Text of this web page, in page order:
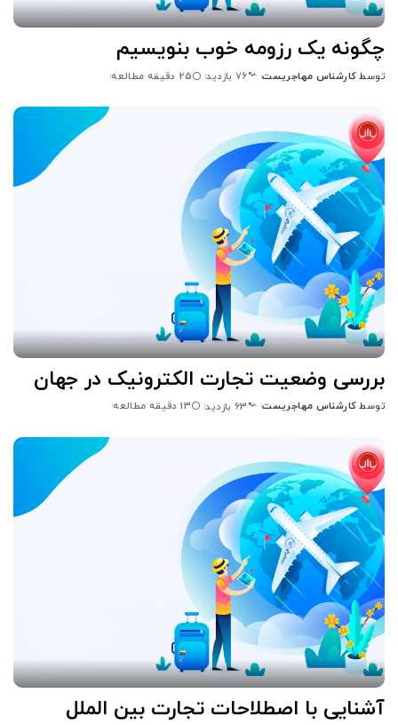
چگونه یک رزومه خوب بنویسیم
ارسال
توسط
توسط کارشناس مهاجریست 76 بازدید 25 دقیقه مطالعه
بررسی وضعیت تجارت الکترونیک در جهان
ارسال
توسط
توسط کارشناس مهاجریست 63 بازدید 13 دقیقه مطالعه
آشنایی با اصطلاحات تجارت بین الملل